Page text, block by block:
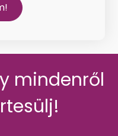
mindenről